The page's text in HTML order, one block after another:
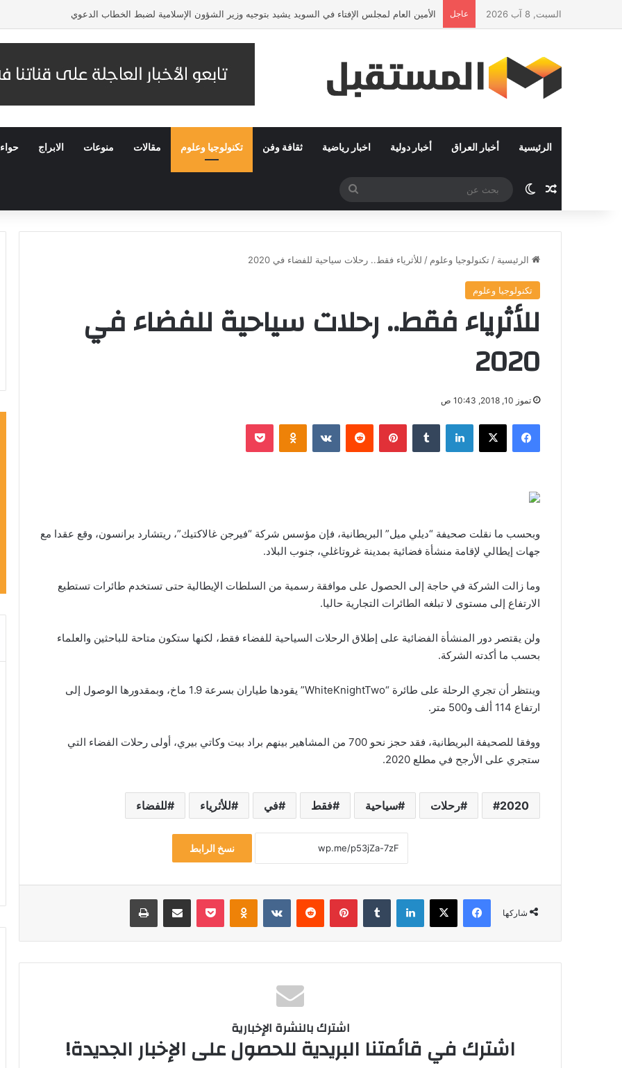
السبت, 8 آب 2026 عاجل الأمين العام لمجلس الإفتاء في السويد يشيد بتوجيه وزير الشؤون الإسلامية لضبط الخطاب الدعوي
الرئيسية أخبار العراق أخبار دولية اخبار رياضية ثقافة وفن تكنولوجيا وعلوم مقالات منوعات الابراج حواء
مقال عشوائي
الوضع المظلم
عن
الرئيسية / تكنولوجيا وعلوم / للأثرياء فقط.. رحلات سياحية للفضاء في 2020
تكنولوجيا وعلوم
للأثرياء فقط.. رحلات سياحية للفضاء في
2020
تموز 10, 2018, 10:43 ص
فيسبوك لينكدإن بينتيريست
وبحسب ما نقلت صحيفة “ديلي ميل” البريطانية، فإن مؤسس شركة “فيرجن غالاكتيك”، ريتشارد برانسون، وقع عقدا مع
جهات إيطالي لإقامة منشأة فضائية بمدينة غروتاغلي، جنوب البلاد.
وما زالت الشركة في حاجة إلى الحصول على موافقة رسمية من السلطات الإيطالية حتى تستخدم طائرات تستطيع
الارتفاع إلى مستوى لا تبلغه الطائرات التجارية حاليا.
ولن يقتصر دور المنشأة الفضائية على إطلاق الرحلات السياحية للفضاء فقط، لكنها ستكون متاحة للباحثين والعلماء
بحسب ما أكدته الشركة.
وينتظر أن تجري الرحلة على طائرة “WhiteKnightTwo” يقودها طياران بسرعة 1.9 ماخ، وبمقدورها الوصول إلى
ارتفاع 114 ألف و500 متر.
ووفقا للصحيفة البريطانية، فقد حجز نحو 700 من المشاهير بينهم براد بيت وكاتي بيري، أولى رحلات الفضاء التي
ستجري على الأرجح في مطلع 2020.
2020 رحلات سياحية فقط في للأثرياء للفضاء
نسخ الرابط
شاركها
فيسبوك لينكدإن بينتيريست
اشترك بالنشرة الإخبارية
اشترك في قائمتنا البريدية للحصول على الإخبار الجديدة!